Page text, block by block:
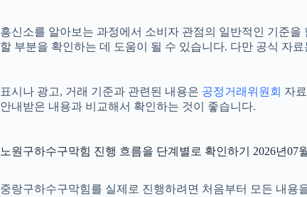
흥신소를 알아보는 과정에서 소비자 관점의 일반적인 기준을
할 부분을 확인하는 데 도움이 될 수 있습니다. 다만 공식 자
표시나 광고, 거래 기준과 관련된 내용은 공정거래위원회 자
안내받은 내용과 비교해서 확인하는 것이 좋습니다.
노원구하수구막힘 진행 흐름을 단계별로 확인하기 2026년07
중랑구하수구막힘를 실제로 진행하려면 처음부터 모든 내용